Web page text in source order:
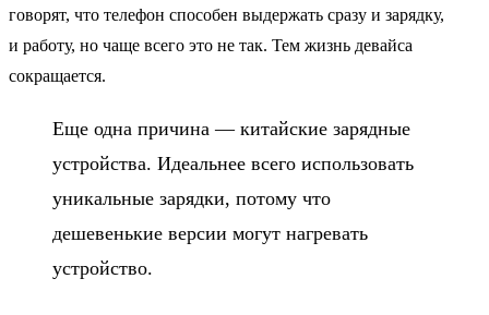
говорят, что телефон способен выдержать сразу и зарядку,
и работу, но чаще всего это не так. Тем жизнь девайса
сокращается.
Еще одна причина — китайские зарядные
устройства. Идеальнее всего использовать
уникальные зарядки, потому что
дешевенькие версии могут нагревать
устройство.